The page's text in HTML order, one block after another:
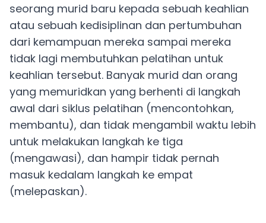
seorang murid baru kepada sebuah keahlian
atau sebuah kedisiplinan dan pertumbuhan
dari kemampuan mereka sampai mereka
tidak lagi membutuhkan pelatihan untuk
keahlian tersebut. Banyak murid dan orang
yang memuridkan yang berhenti di langkah
awal dari siklus pelatihan (mencontohkan,
membantu), dan tidak mengambil waktu lebih
untuk melakukan langkah ke tiga
(mengawasi), dan hampir tidak pernah
masuk kedalam langkah ke empat
(melepaskan).